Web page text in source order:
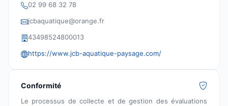
02 99 68 32 78
jcbaquatique@orange.fr
43498524800013
https://www.jcb-aquatique-paysage.com/
Conformité
Le processus de collecte et de gestion des évaluations